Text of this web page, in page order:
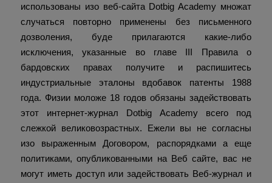
использованы изо веб-сайта Dotbig Academy множат
случаться повторно применены без письменного
дозволения, буде прилагаются какие-либо
исключения, указанные во главе III Правила о
бардовских правах получите и распишитесь
индустриальные эталоны вдобавок патенты 1988
года. Физии моложе 18 годов обязаны задействовать
этот интернет-журнал Dotbig Academy всего под
слежкой великовозрастных. Ежели вы не согласны
изо выраженным Договором, распорядками а еще
политиками, опубликованными на Веб сайте, вас не
могут иметь доступ или задействовать Веб-журнал и